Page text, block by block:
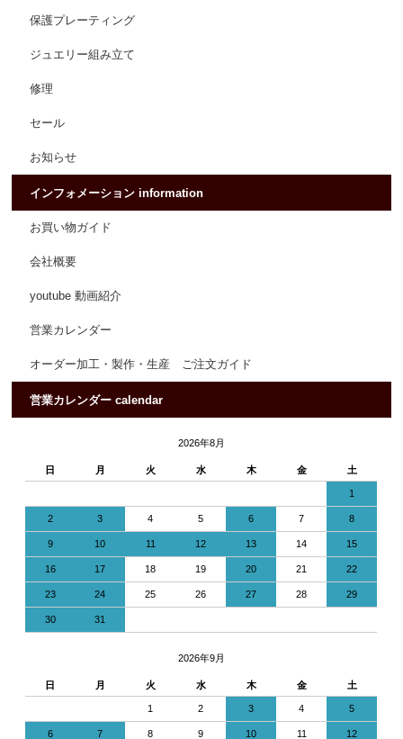
保護プレーティング
ジュエリー組み立て
修理
セール
お知らせ
インフォメーション information
お買い物ガイド
会社概要
youtube 動画紹介
営業カレンダー
オーダー加工・製作・生産 ご注文ガイド
営業カレンダー calendar
2026年8月
日 月 火 水 木 金 土
1
2 3 4 5 6 7 8
9 10 11 12 13 14 15
16 17 18 19 20 21 22
23 24 25 26 27 28 29
30 31
2026年9月
日 月 火 水 木 金 土
1 2 3 4 5
6 7 8 9 10 11 12